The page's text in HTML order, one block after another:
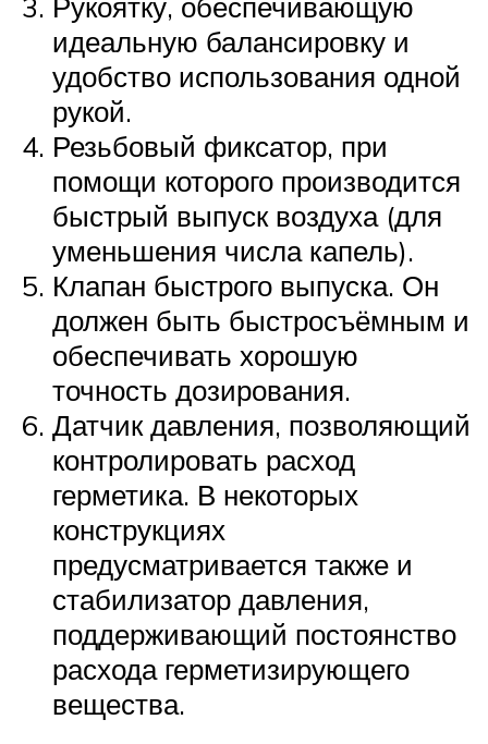
идеальную балансировку и
удобство использования одной
рукой.
Резьбовый фиксатор, при
помощи которого производится
быстрый выпуск воздуха (для
уменьшения числа капель).
Клапан быстрого выпуска. Он
должен быть быстросъёмным и
обеспечивать хорошую
точность дозирования.
Датчик давления, позволяющий
контролировать расход
герметика. В некоторых
конструкциях
предусматривается также и
стабилизатор давления,
поддерживающий постоянство
расхода герметизирующего
вещества.